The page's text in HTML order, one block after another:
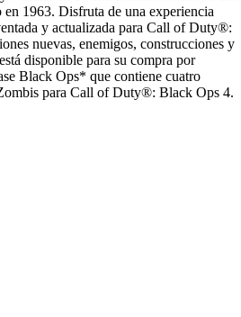
1963. Disfruta de una experiencia
y actualizada para Call of Duty®:
nuevas, enemigos, construcciones y
disponible para su compra por
Black Ops* que contiene cuatro
para Call of Duty®: Black Ops 4.